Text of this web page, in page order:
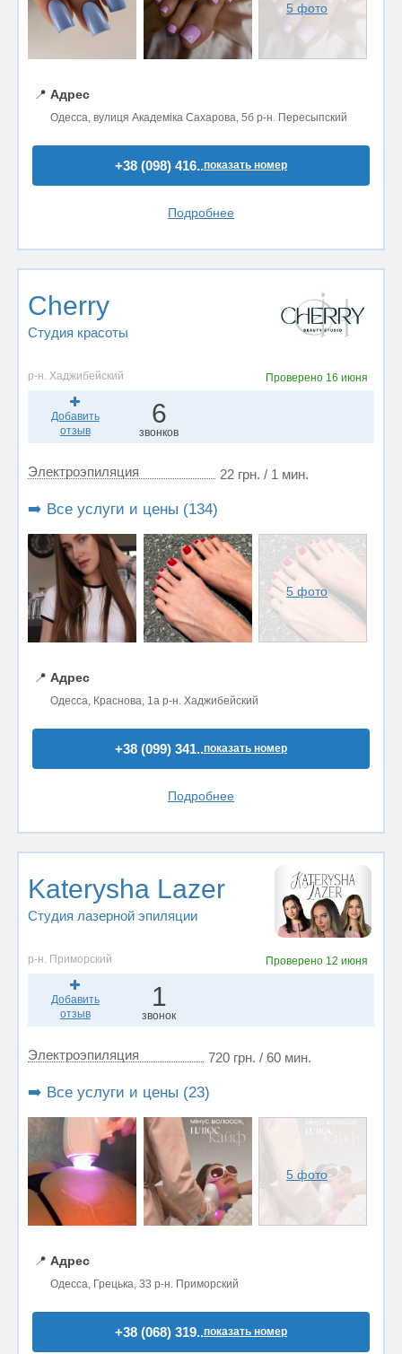
5 фото
📍 Адрес
Одесса, вулиця Академiка Сахарова, 5б р-н. Пересыпский
+38 (098) 416..показать номер
Подробнее
Cherry
Студия красоты
р-н. Хаджибейский Проверено 16 июня
Добавить
отзыв
6
звонков
Электроэпиляция 22 грн. / 1 мин.
➡️ Все услуги и цены (134)
5 фото
📍 Адрес
Одесса, Краснова, 1а р-н. Хаджибейский
+38 (099) 341..показать номер
Подробнее
Katerysha Lazer
Студия лазерной эпиляции
р-н. Приморский Проверено 12 июня
Добавить
отзыв
1
звонок
Электроэпиляция 720 грн. / 60 мин.
➡️ Все услуги и цены (23)
5 фото
📍 Адрес
Одесса, Грецька, 33 р-н. Приморский
+38 (068) 319..показать номер